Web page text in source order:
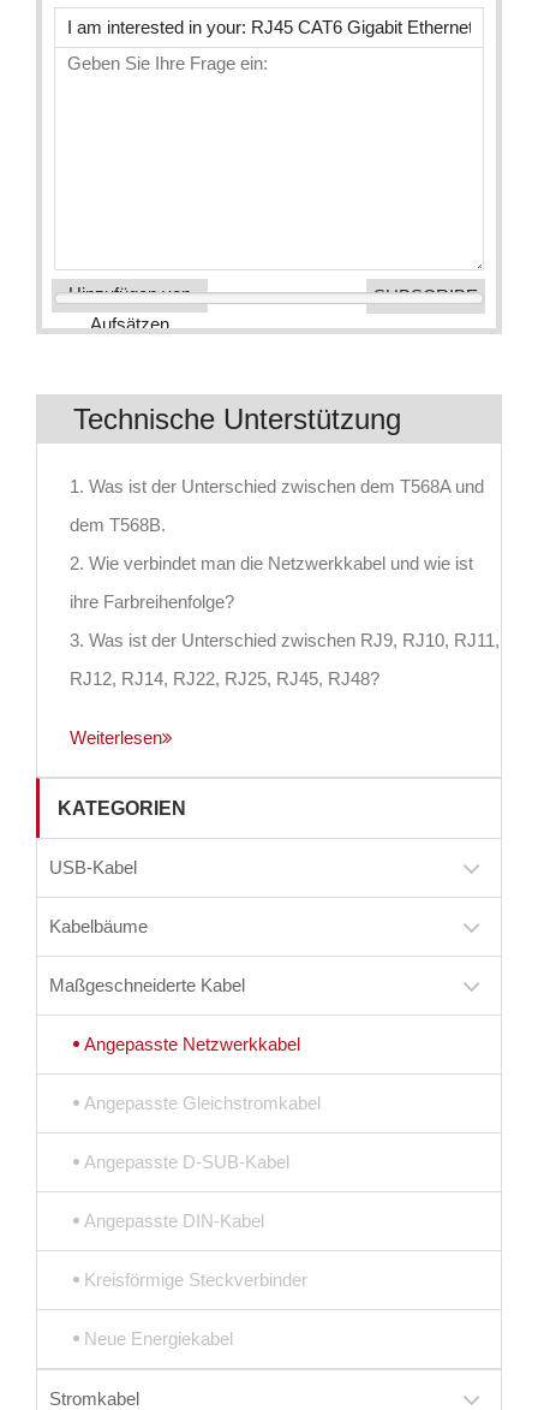
Hinzufügen von
Aufsätzen
Technische Unterstützung
1. Was ist der Unterschied zwischen dem T568A und
dem T568B.
2. Wie verbindet man die Netzwerkkabel und wie ist
ihre Farbreihenfolge?
3. Was ist der Unterschied zwischen RJ9, RJ10, RJ11,
RJ12, RJ14, RJ22, RJ25, RJ45, RJ48?
Weiterlesen
KATEGORIEN
USB-Kabel
Kabelbäume
Maßgeschneiderte Kabel
Angepasste Netzwerkkabel
Angepasste Gleichstromkabel
Angepasste D-SUB-Kabel
Angepasste DIN-Kabel
Kreisförmige Steckverbinder
Neue Energiekabel
Stromkabel